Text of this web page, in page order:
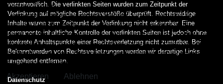
verantwortlich. Die verlinkten Seiten wurden zum Zeitpunkt der
Verlinkung auf mögliche Rechtsverstöße überprüft. Rechtswidrige
Inhalte waren zum Zeitpunkt der Verlinkung nicht erkennbar. Eine
permanente inhaltliche Kontrolle der verlinkten Seiten ist jedoch ohne
konkrete Anhaltspunkte einer Rechtsverletzung nicht zumutbar. Bei
Bekanntwerden von Rechtsverletzungen werden wir derartige Links
umgehend entfernen.
Datenschutz
Wir nutzen Cookies!
Wir verwenden Cookies auf unserer Website. Einige davon sind für den
Betrieb der Website unerlässlich, während andere uns dabei helfen, diese
Website und das Benutzererlebnis zu verbessern (Tracking-Cookies). Sie
können selbst entscheiden, ob Sie Cookies zulassen möchten oder nicht.
Bitte beachten Sie, dass Sie im Falle einer Ablehnung möglicherweise nicht
alle Funktionen der Website nutzen können.
Akzeptieren Ablehnen